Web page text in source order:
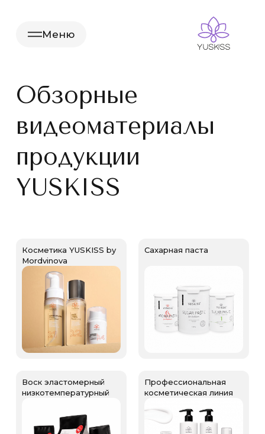
Меню
Обзорные
видеоматериалы
продукции
YUSKISS
Косметика YUSKISS by
Mordvinova
Сахарная паста
Воск эластомерный
низкотемпературный
Профессиональная
косметическая линия